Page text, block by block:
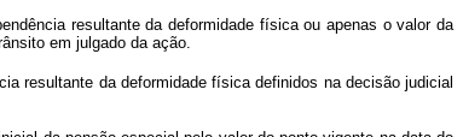
resultante da deformidade física ou apenas o valor da
em julgado da ação.
resultante da deformidade física definidos na decisão judicial